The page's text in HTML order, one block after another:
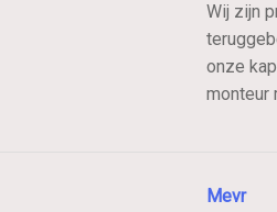
Wij zijn
onze
monteur
Mevr